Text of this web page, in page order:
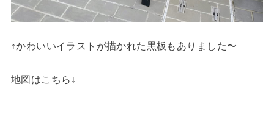
↑かわいいイラストが描かれた黒板もありました〜
地図はこちら↓